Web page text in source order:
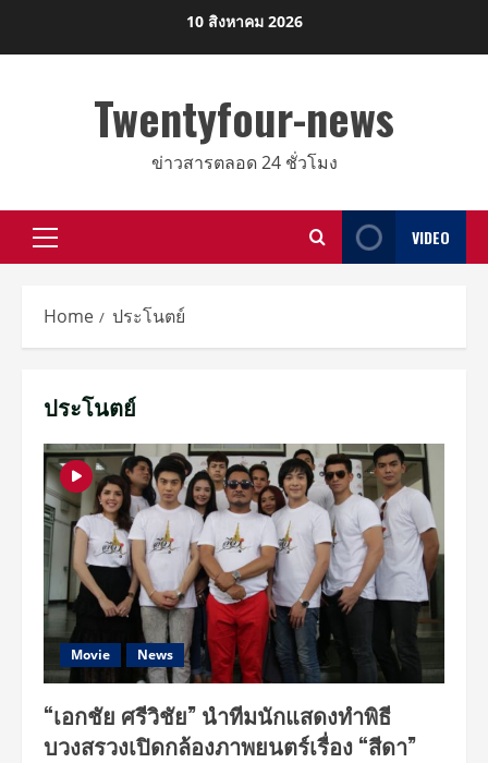
10 สิงหาคม 2026
Twentyfour-news
ข่าวสารตลอด 24 ชั่วโมง
Primary
VIDEO
Home ประโนตย์
ประโนตย์
Movie News
“เอกชัย ศรีวิชัย” นำทีมนักแสดงทำพิธี
บวงสรวงเปิดกล้องภาพยนตร์เรื่อง “สีดา”